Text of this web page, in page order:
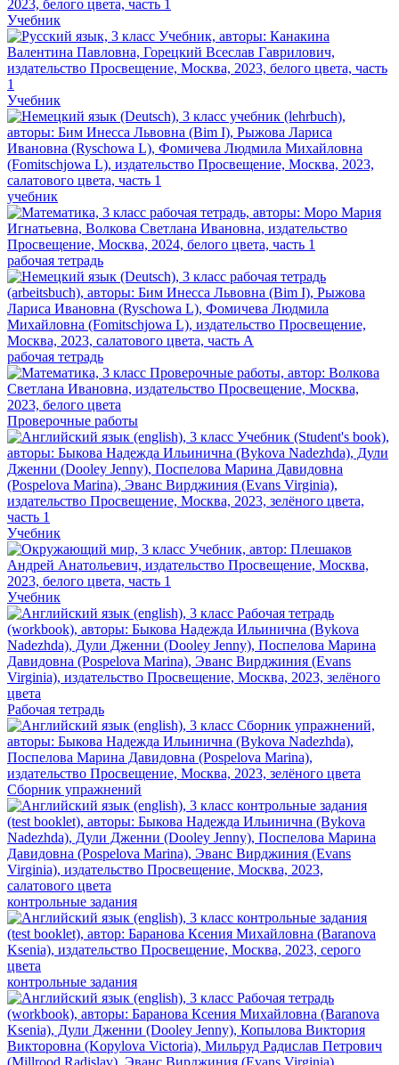
Учебник
Учебник
учебник
рабочая тетрадь
рабочая тетрадь
Проверочные работы
Учебник
Учебник
Рабочая тетрадь
Сборник упражнений
контрольные задания
контрольные задания